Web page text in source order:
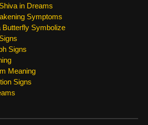
in Dreams
Symptoms
Butterfly Symbolize
Signs
Meaning
Signs